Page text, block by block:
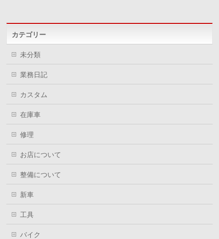
カテゴリー
未分類
業務日記
カスタム
在庫車
修理
お店について
整備について
新車
工具
バイク